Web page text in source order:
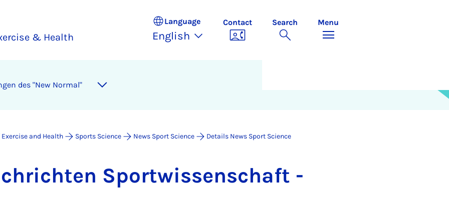
& Health
Language
English
Contact Search Menu
des "New Normal"
and Health Sports Science News Sport Science Details News Sport Science
Sportwissenschaft -